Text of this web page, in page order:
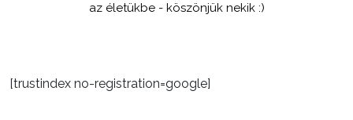
az életükbe - köszönjük nekik :)
[trustindex no-registration=google]